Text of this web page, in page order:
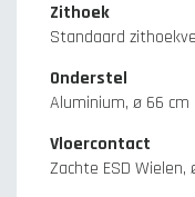
Zithoek
Standaard
Onderstel
Aluminium, ø 66 cm
Vloercontact
Zachte ESD Wielen,